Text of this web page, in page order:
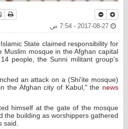
State claimed responsibility for
Muslim mosque in the Afghan capital
people, the Sunni militant group's
an attack on a (Shi'ite mosque)
the Afghan city of Kabul," the news
himself at the gate of the mosque
the building as worshippers gathered
said.